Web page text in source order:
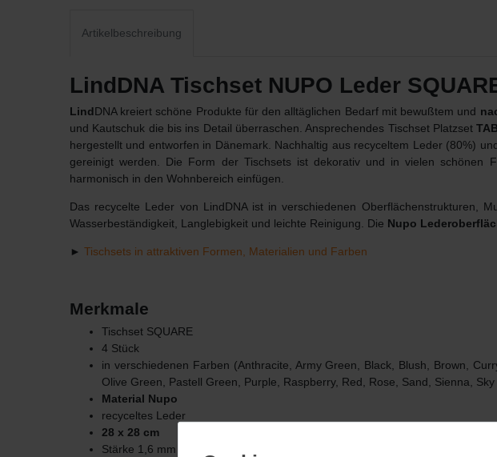
Artikelbeschreibung
LindDNA Tischset NUPO Leder
LindDNA kreiert schöne Produkte für den alltäglichen Bedarf mit bewußtem und
und Kautschuk die bis ins Detail überraschen. Ansprechendes Tischset Platzset
hergestellt und entworfen in Dänemark. Nachhaltig aus recyceltem Leder (80%)
gereinigt werden. Die Form der Tischsets ist dekorativ und in vielen schönen
harmonisch in den Wohnbereich einfügen.
Das recycelte Leder von LindDNA ist in verschiedenen Oberflächenstrukturen,
Wasserbeständigkeit, Langlebigkeit und leichte Reinigung. Die Nupo
► Tischsets in attraktiven Formen, Materialien und Farben
Merkmale
Tischset SQUARE
4 Stück
in verschiedenen Farben (Anthracite, Army Green, Black, Blush, Brown,
Olive Green, Pastell Green, Purple, Raspberry, Red, Rose, Sand, Sienna, Sky
Material Nupo
recyceltes Leder
28 x 28 cm
Stärke 1,6 mm